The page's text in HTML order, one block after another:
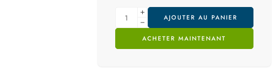
AJOUTER AU PANIER
ACHETER MAINTENANT